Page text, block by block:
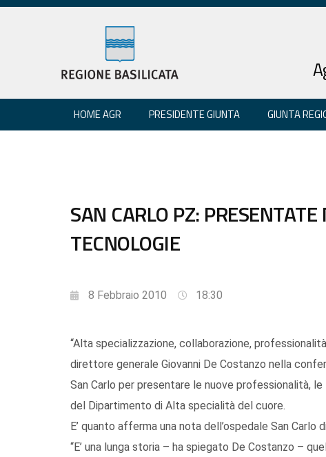
HOME AGR PRESIDENTE GIUNTA GIUNTA
SAN CARLO PZ:
TECNOLOGIE
8 Febbraio 2010 18:30
“Alta specializzazione, collaborazione,
direttore generale Giovanni De Costanzo nella
San Carlo per presentare le nuove professionalità,
del Dipartimento di Alta specialità del cuore.
E’ quanto afferma una nota dell’ospedale San Carlo
“E’ una lunga storia – ha spiegato De Costanzo –